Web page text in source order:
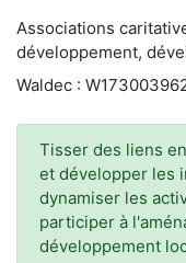
Associations
développement,
Waldec :
Tisser des liens
et développer les
dynamiser les
participer à
développement